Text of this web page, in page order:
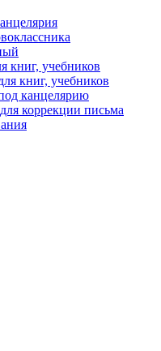
книг, учебников
книг, учебников
канцелярию
коррекции письма